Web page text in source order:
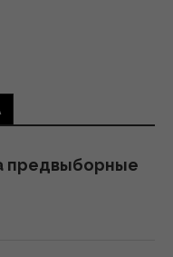
предвыборные